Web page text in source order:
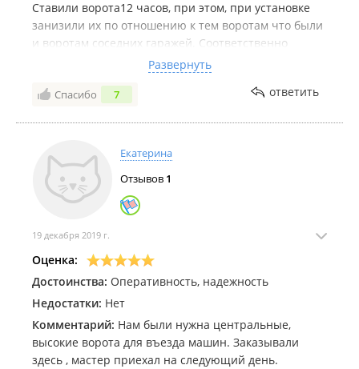
Ставили ворота12 часов, при этом, при установке
занизили их по отношению к тем воротам что были
и воротам соседних гаражей. Соответственно
уклона от ворот никакого нет, а ворота полностью
не открываются, так как упераются в имеющиеся
уклоны смежных гаражей. При этом запас сверху
сантиметров сверху рамы на протяжении всей
ширины ворот. При всем при этом, за 12 часов
работы, они даже не сумели выставить ворота по
уровню. В итоге одна воротина самопроизвольно
открывается, а вторая закрывается.
К сожалению на все это внимание при приёме
работы не обратил, так как было уже тёмное время
суток.
КРАЙНЕ НЕ РЕКОМЕНДУЮ ДАННЫХ ДЕЯТЕЛЕЙ.
Развернуть
Спасибо 7 ответить
Екатерина
Отзывов 1
19 декабря 2019 г.
Оценка:
Достоинства: Оперативность, надежность
Недостатки: Нет
Комментарий: Нам были нужна центральные,
высокие ворота для въезда машин. Заказывали
здесь , мастер приехал на следующий день.